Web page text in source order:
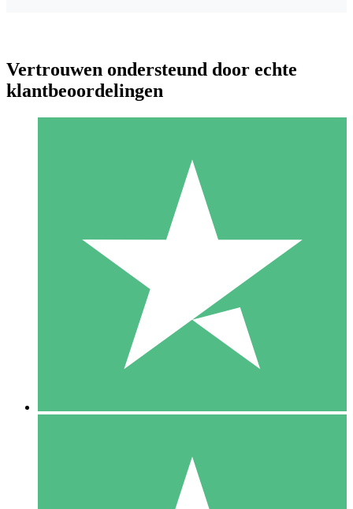
Individuele Creditpakketten
Betaal per gebruik met downloadtegoeden. Geen maandelijkse
1000
10 Downloaden
20 00
Vertrouwen ondersteund door echte
klantbeoordelingen